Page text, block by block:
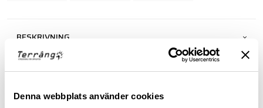
Denna webbplats använder cookies
BESKRIVNING
RECENSIONER